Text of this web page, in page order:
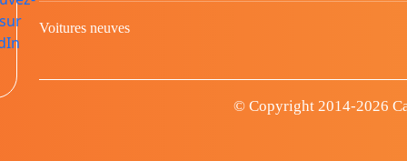
Voitures neuves
© Copyright 2014-2026